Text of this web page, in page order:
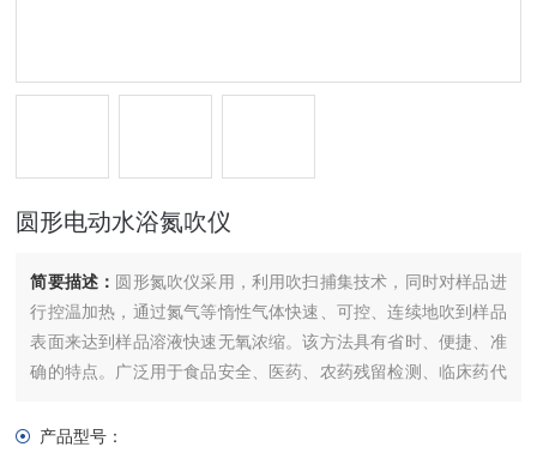
圆形电动水浴氮吹仪
简要描述： 圆形氮吹仪采用，利用吹扫捕集技术，同时对样品进
行控温加热，通过氮气等惰性气体快速、可控、连续地吹到样品
表面来达到样品溶液快速无氧浓缩。该方法具有省时、便捷、准
确的特点。广泛用于食品安全、医药、农药残留检测、临床药代
产品型号：